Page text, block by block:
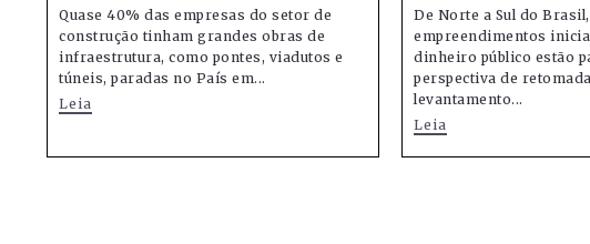
Quase 40% das empresas do setor de
construção tinham grandes obras de
infraestrutura, como pontes, viadutos e
túneis, paradas no País em...
Leia
De Norte a Sul do
empreendimentos
dinheiro público estão
perspectiva de
levantamento...
Leia